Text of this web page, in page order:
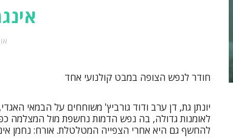
חודר לנפש הצופה במבט קולנועי אחד
יונתן גת, דן ערב ודוד גורביץ' משוחחים על הבמאי
לאומנות גדולה, בה נפש הדמות נחשפת מול המצלמה
להחשף גם היא אחרי הצפייה המטלטלת. אורח: נחמן